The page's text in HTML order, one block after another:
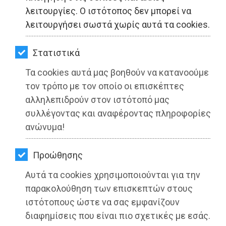
λειτουργίες. Ο ιστότοπος δεν μπορεί να
λειτουργήσει σωστά χωρίς αυτά τα cookies.
Στατιστικά
Τα cookies αυτά μας βοηθούν να κατανοούμε
τον τρόπο με τον οποίο οι επισκέπτες
αλληλεπιδρούν στον ιστότοπό μας
συλλέγοντας και αναφέροντας πληροφορίες
ανώνυμα!
Προώθησης
Αυτά τα cookies χρησιμοποιούνται για την
παρακολούθηση των επισκεπτών στους
ιστότοπους ώστε να σας εμφανίζουν
διαφημίσεις που είναι πιο σχετικές με εσάς.
ΚΗΠΟΣ
ΥΓΕΙΑ
LIFESTYLE
ΤΑΞΙΔΙΑ
ΕΞΟΔΟΣ
ΠΕΡΙΒΑΛΛΟΝ
ΚΑΤΟΙΚΙΔΙΟ
ΑΓΓΕΛΙΕΣ
ΕΦΗΜΕΡΙΔΕΣ
OΔΗΓΟΣ
Ο Μετασχηματισμός συμβατικού
Δήμου σε ψηφιακό: προκλήσεις και
προοπτικές